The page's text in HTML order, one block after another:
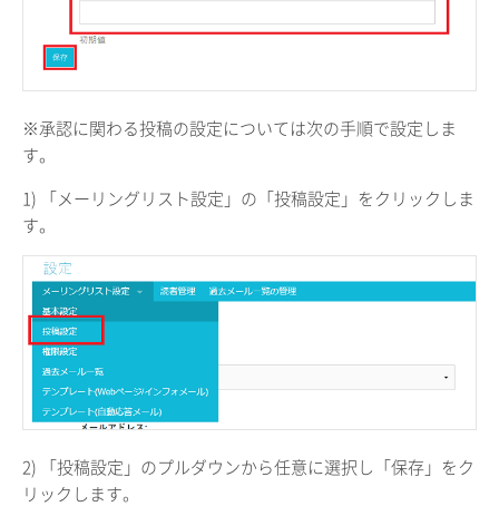
※承認に関わる投稿の設定については次の手順で設定しま
す。
1) 「メーリングリスト設定」の「投稿設定」をクリックしま
す。
2) 「投稿設定」のプルダウンから任意に選択し「保存」をク
リックします。